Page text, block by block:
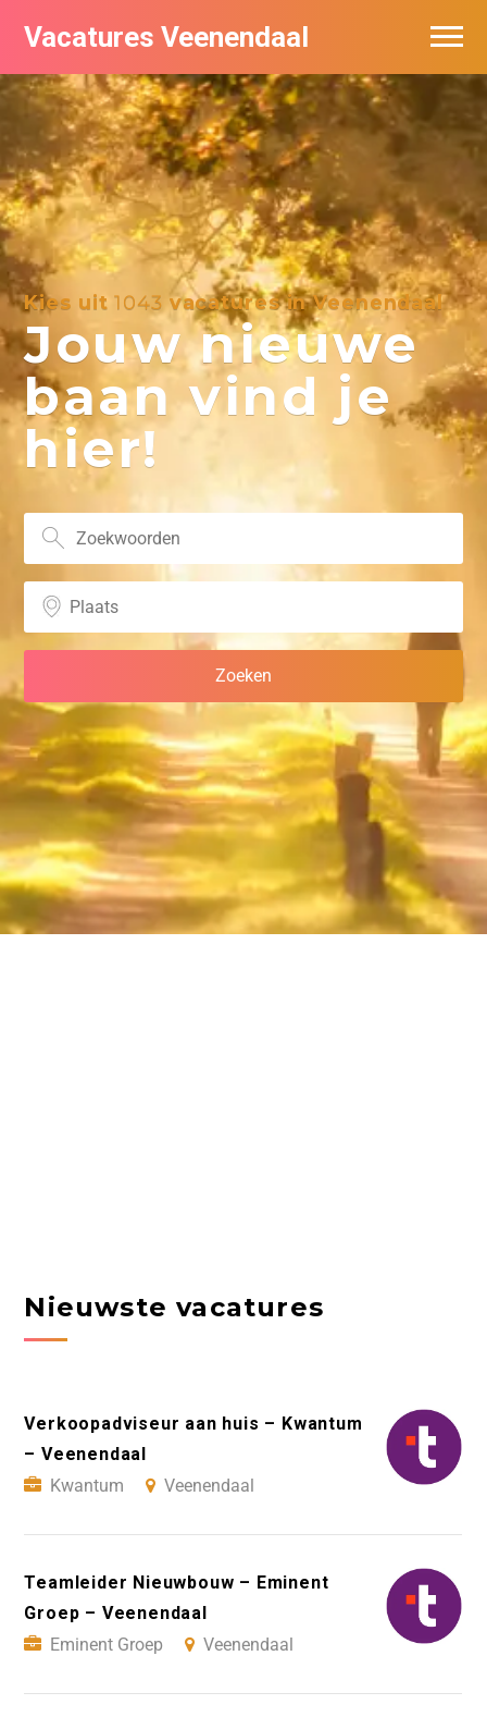
Vacatures Veenendaal
Kies uit1043 vacatures in Veenendaal
Jouw nieuwe
baan vind je
hier!
Nieuwste vacatures
Verkoopadviseur aan huis – Kwantum
– Veenendaal
Kwantum
Veenendaal
Teamleider Nieuwbouw – Eminent
Groep – Veenendaal
Eminent Groep
Veenendaal
Vacatures per bedrijf in Veendaal